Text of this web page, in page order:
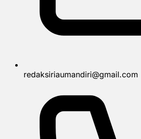
redaksiriaumandiri@gmail.com